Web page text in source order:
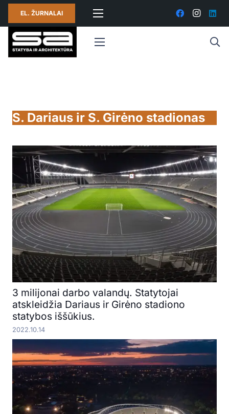
EL. ŽURNALAI
S. Dariaus ir S. Girėno stadionas
3 milijonai darbo valandų. Statytojai
atskleidžia Dariaus ir Girėno stadiono
statybos iššūkius.
2022.10.14